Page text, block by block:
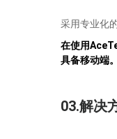
采用专业化
在使用
具备移动端。
03.解决